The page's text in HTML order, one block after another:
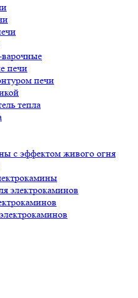
печи
печи
тепла
с эффектом живого огня
электрокаминов